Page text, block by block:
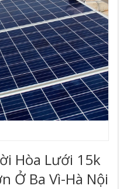
Hòa Lưới 15k
Ở Ba Vì-Hà Nội